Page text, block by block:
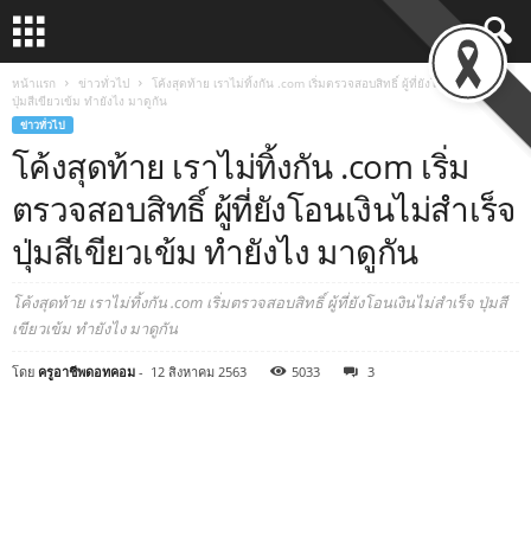
หน้าแรก ข่าวทั่วไป
โค้งสุดท้าย เราไม่ทิ้งกัน .com เริ่มตรวจสอบสิทธิ์ ผู้ที่ยังโอนเงินไม่สำเร็จ
ปุ่มสีเขียวเข้ม ทำยังไง มาดูกัน
ข่าวทั่วไป
โค้งสุดท้าย เราไม่ทิ้งกัน .com เริ่ม
ตรวจสอบสิทธิ์ ผู้ที่ยังโอนเงินไม่สำเร็จ
ปุ่มสีเขียวเข้ม ทำยังไง มาดูกัน
โค้งสุดท้าย เราไม่ทิ้งกัน .com เริ่มตรวจสอบสิทธิ์ ผู้ที่ยังโอนเงินไม่สำเร็จ ปุ่มสี
เขียวเข้ม ทำยังไง มาดูกัน
โดย ครูอาชีพดอทคอม - 12 สิงหาคม 2563 5033 3